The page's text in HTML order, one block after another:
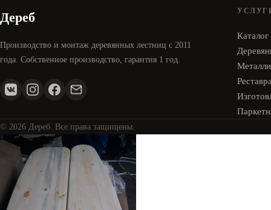
Дереб
Производство и монтаж деревянных лестниц с 2011
года. Собственное производство, гарантия 1 год.
Каталог
© 2026 Дереб. Все права защищены.